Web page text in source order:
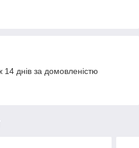
днів за домовленістю